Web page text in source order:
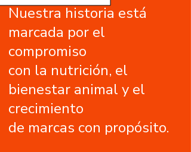
Nuestra historia está
marcada por el
compromiso
con la nutrición, el
bienestar animal y el
crecimiento
de marcas con propósito.